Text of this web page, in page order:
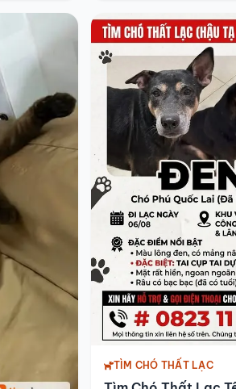
TÌM CHÓ THẤT LẠC